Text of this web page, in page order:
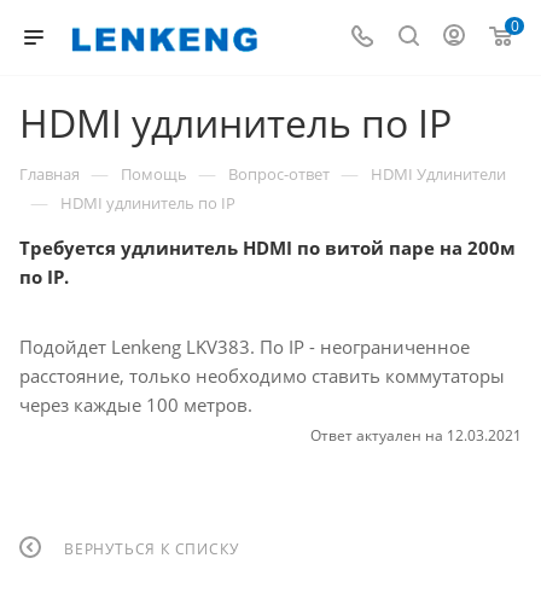
0
HDMI удлинитель по IP
Главная — Помощь — Вопрос-ответ — HDMI Удлинители
— HDMI удлинитель по IP
Требуется удлинитель HDMI по витой паре на 200м
по IP.
Подойдет Lenkeng LKV383. По IP - неограниченное
расстояние, только необходимо ставить коммутаторы
через каждые 100 метров.
Ответ актуален на 12.03.2021
ВЕРНУТЬСЯ К СПИСКУ